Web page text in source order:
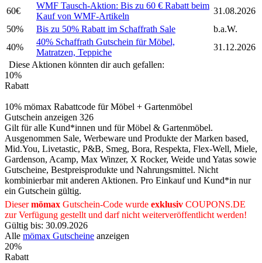
60€
WMF Tausch-Aktion: Bis zu 60 € Rabatt beim
Kauf von WMF-Artikeln
31.08.2026
50%
Bis zu 50% Rabatt im Schaffrath Sale
b.a.W.
40%
40% Schaffrath Gutschein für Möbel,
Matratzen, Teppiche
31.12.2026
Diese Aktionen könnten dir auch gefallen:
10%
Rabatt
10% mömax Rabattcode für Möbel + Gartenmöbel
Gutschein anzeigen 326
Gilt für alle Kund*innen und für Möbel & Gartenmöbel.
Ausgenommen Sale, Werbeware und Produkte der Marken based,
Mid.You, Livetastic, P&B, Smeg, Bora, Respekta, Flex-Well, Miele,
Gardenson, Acamp, Max Winzer, X Rocker, Weide und Yatas sowie
Gutscheine, Bestpreisprodukte und Nahrungsmittel. Nicht
kombinierbar mit anderen Aktionen. Pro Einkauf und Kund*in nur
ein Gutschein gültig.
Diesermömax Gutschein-Code wurde exklusiv COUPONS.DE
zur Verfügung gestellt und darf nicht weiterveröffentlicht werden!
Gültig bis: 30.09.2026
Alle mömax Gutscheine anzeigen
20%
Rabatt